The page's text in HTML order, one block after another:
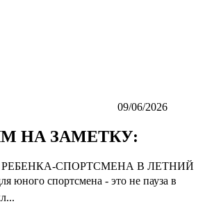
09/06/2026
НА ЗАМЕТКУ:
СПОРТСМЕНА В ЛЕТНИЙ
спортсмена - это не пауза в